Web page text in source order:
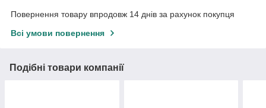
Повернення товару впродовж 14 днів за рахунок покупця
Всі умови повернення
Подібні товари компанії